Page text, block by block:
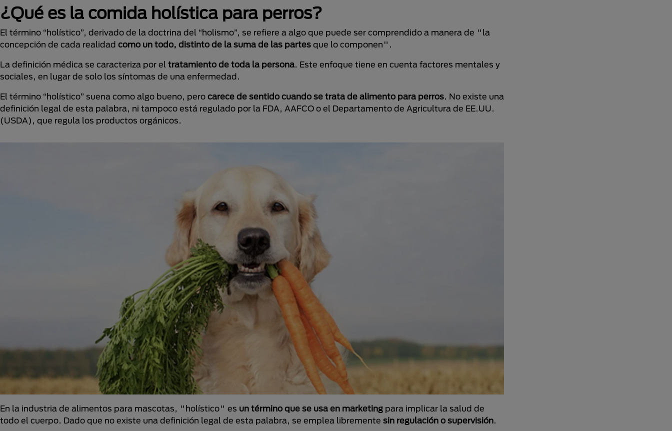
¿Qué es la comida holística para perros?
El término “holístico”, derivado de la doctrina del “holismo”, se refiere a algo que puede ser comprendido a manera de "la
concepción de cada realidad como un todo, distinto de la suma de las partes que lo componen".
La definición médica se caracteriza por el tratamiento de toda la persona. Este enfoque tiene en cuenta factores mentales y
sociales, en lugar de solo los síntomas de una enfermedad.
El término “holístico” suena como algo bueno, pero carece de sentido cuando se trata de alimento para perros. No existe una
definición legal de esta palabra, ni tampoco está regulado por la FDA, AAFCO o el Departamento de Agricultura de EE.UU.
(USDA), que regula los productos orgánicos.
En la industria de alimentos para mascotas, "holístico" es un término que se usa en marketing para implicar la salud de
todo el cuerpo. Dado que no existe una definición legal de esta palabra, se emplea libremente sin regulación o supervisión.